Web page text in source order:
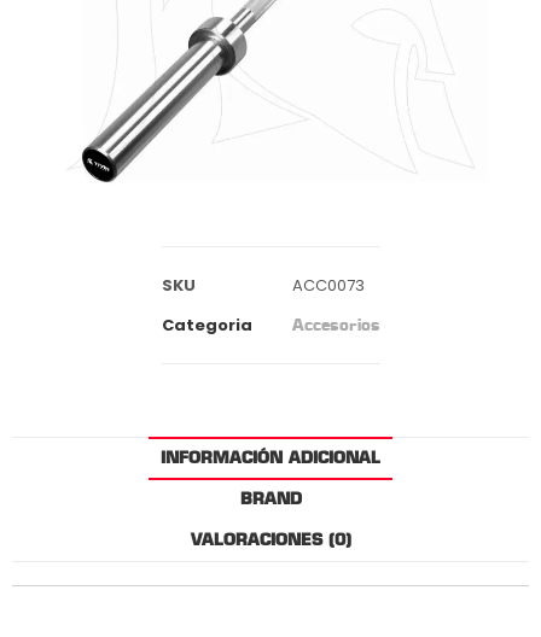
SKU
ACC0073
Categoria
Accesorios
INFORMACIÓN ADICIONAL
BRAND
VALORACIONES (0)